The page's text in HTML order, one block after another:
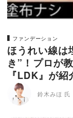
ファンデーション
ほうれい線は
き”！プロが
『LDK』が紹
鈴木みほ 氏